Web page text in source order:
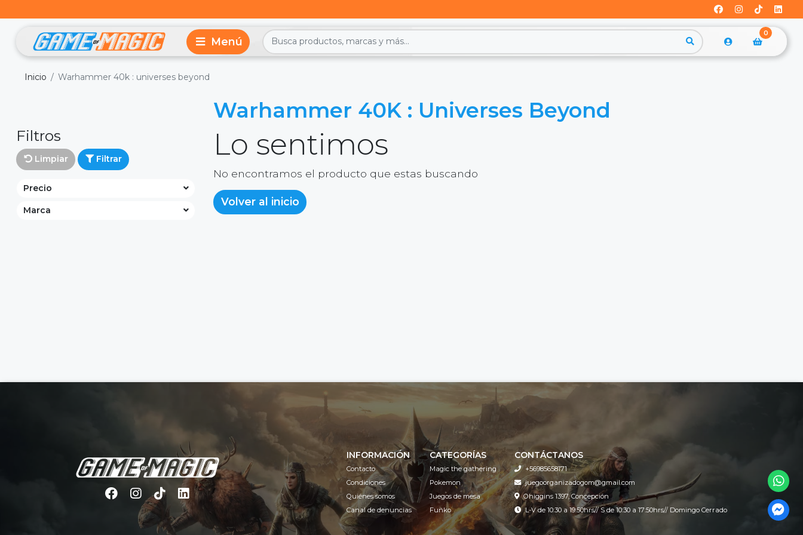
0
Inicio Warhammer 40k : universes beyond
Warhammer 40K : Universes Beyond
Filtros
Limpiar Filtrar
Precio
Marca
Lo sentimos
No encontramos el producto que estas buscando
Volver al inicio
INFORMACIÓN
Contacto
Condiciones
Quiénes somos
Canal de denuncias
CATEGORÍAS
Magic the gathering
Pokemon
Juegos de mesa
Funko
CONTÁCTANOS
+56985658171
juegoorganizadogom@gmail.com
Ohiggins 1397, Concepción
L-V de 10:30 a 19:50hrs// S de 10:30 a 17:50hrs// Domingo Cerrado